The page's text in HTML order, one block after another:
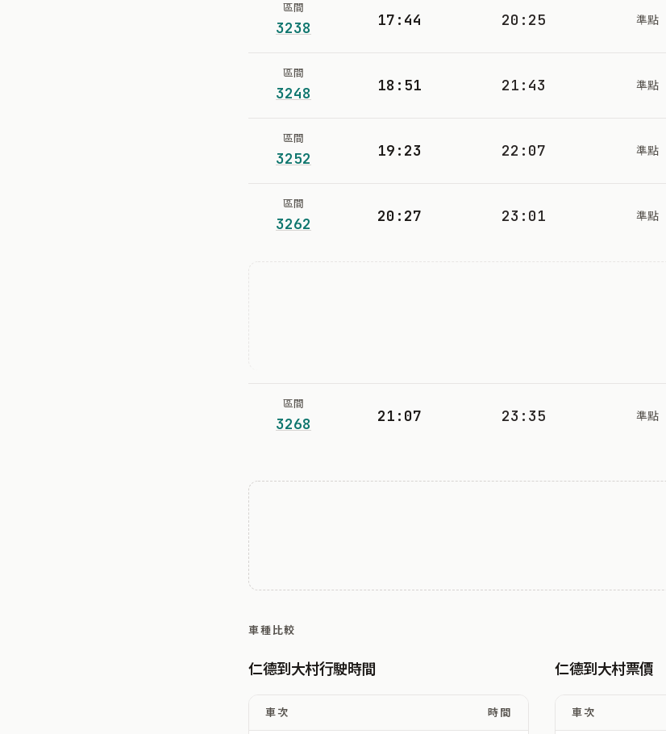
區間
3238 17:44 20:25 準點
區間
3248 18:51 21:43 準點
區間
3252 19:23 22:07 準點
區間
3262 20:27 23:01 準點
區間
3268 21:07 23:35 準點
車種比較
仁德到大村行駛時間
車次 時間
仁德到大村票價
車次